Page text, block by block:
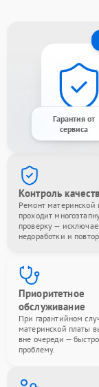
Гарантия от
сервиса
Контроль
Ремонт материнской
проходит
проверку —
недоработки и
Приоритетное
обслуживание
При гарантийном
материнской платы
вне очереди —
проблему.